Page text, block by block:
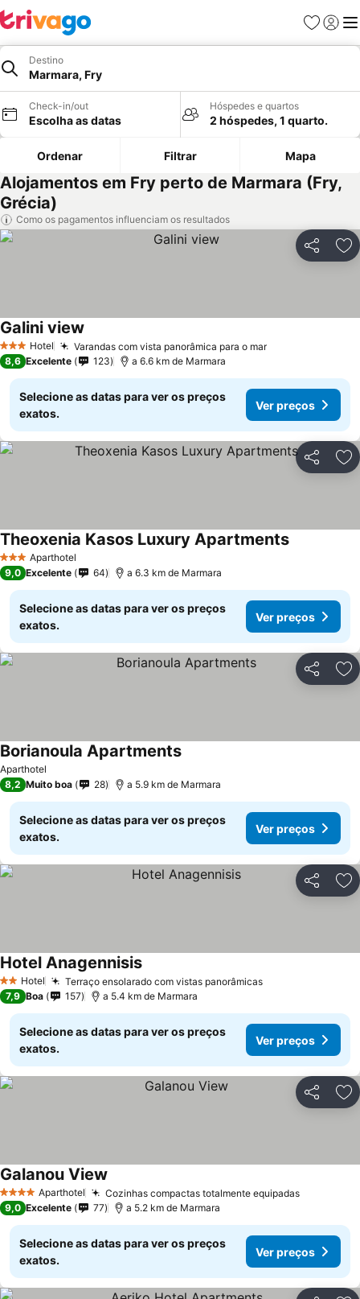
Favoritos
Iniciar
Destino
Marmara, Fry
Check-in/out
Escolha as datas
Hóspedes e quartos
2 hóspedes, 1 quarto.
Ordenar Filtrar Mapa
Alojamentos em Fry perto de Marmara (Fry,
Grécia)
Como os pagamentos influenciam os resultados
Partilhar
3 EstrelasHotel Varandas com vista panorâmica para o marVer preços
Galini view
8,6 Excelente 123 a 6.6 km de Marmara
Selecione as datas para ver os preços
exatos.
Ver preços
Partilhar
3 EstrelasAparthotel
Theoxenia Kasos Luxury ApartmentsVer preços
9,0 Excelente 64 a 6.3 km de Marmara
Selecione as datas para ver os preços
exatos.
Ver preços
Partilhar
Aparthotel
Borianoula ApartmentsVer preços
8,2 Muito boa 28 a 5.9 km de Marmara
Selecione as datas para ver os preços
exatos.
Ver preços
Partilhar
2 Estrelas
Hotel Terraço ensolarado com vistas panorâmicasVer preços
Hotel AnagennisisVer preços
7,9 Boa 157 a 5.4 km de Marmara
Selecione as datas para ver os preços
exatos.
Ver preços
Partilhar
4 EstrelasAparthotel Cozinhas compactas totalmente equipadasVer
Galanou View
9,0 Excelente 77 a 5.2 km de Marmara
Selecione as datas para ver os preços
exatos.
Ver preços